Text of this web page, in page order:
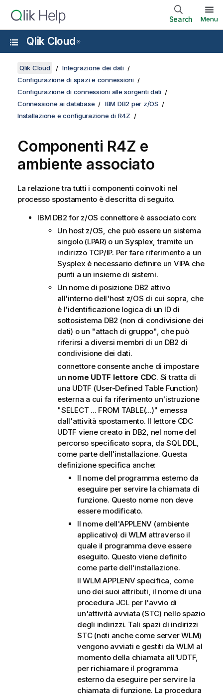
Search Menu
Qlik Cloud ®
Qlik Cloud
Integrazione dei dati
Configurazione di spazi e connessioni
Configurazione di connessioni alle sorgenti dati
Connessione ai database
IBM DB2 per z/OS
Installazione e configurazione di R4Z
Componenti R4Z e
ambiente associato
La relazione tra tutti i componenti coinvolti nel
processo spostamento è descritta di seguito.
IBM DB2 for z/OS connettore è associato con:
Un host z/OS, che può essere un sistema
singolo (LPAR) o un Sysplex, tramite un
indirizzo TCP/IP. Per fare riferimento a un
Sysplex è necessario definire un VIPA che
punti a un insieme di sistemi.
Un nome di posizione DB2 attivo
all'interno dell'host z/OS di cui sopra, che
è l'identificazione logica di un ID di
sottosistema DB2 (non di condivisione dei
dati) o un "attach di gruppo", che può
riferirsi a diversi membri di un DB2 di
condivisione dei dati.
connettoreconsente anche di impostare
un nome UDTF lettore CDC. Si tratta di
una UDTF (User-Defined Table Function)
esterna a cui fa riferimento un'istruzione
"SELECT ... FROM TABLE(...)" emessa
dall'attività spostamento. Il lettore CDC
UDTF viene creato in DB2, nel nome del
percorso specificato sopra, da SQL DDL,
come parte dell'installazione. Questa
definizione specifica anche:
Il nome del programma esterno da
eseguire per servire la chiamata di
funzione. Questo nome non deve
essere modificato.
Il nome dell'APPLENV (ambiente
applicativo) di WLM attraverso il
quale il programma deve essere
eseguito. Questo viene definito
come parte dell'installazione.
Il WLM APPLENV specifica, come
uno dei suoi attributi, il nome di una
procedura JCL per l'avvio di
un'attività avviata (STC) nello spazio
degli indirizzi. Tali spazi di indirizzi
STC (noti anche come server WLM)
vengono avviati e gestiti da WLM al
momento della chiamata all'UDTF,
per richiamare il programma
esterno da eseguire per servire la
chiamata di funzione. La procedura